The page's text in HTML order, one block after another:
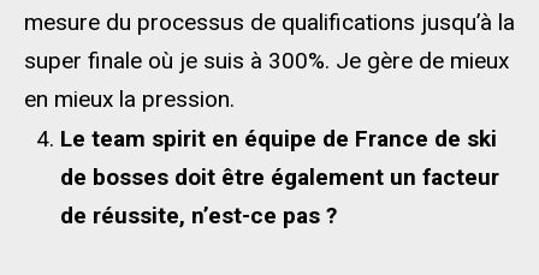
mesure du processus de qualifications jusqu’à la
super finale où je suis à 300%. Je gère de mieux
en mieux la pression.
Le team spirit en équipe de France de ski
de bosses doit être également un facteur
de réussite, n’est-ce pas ?